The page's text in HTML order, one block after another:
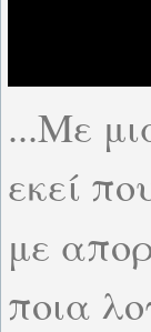
...Με
εκεί
με
ποια